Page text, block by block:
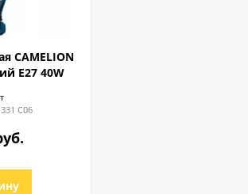
CAMELION
E27 40W
C06